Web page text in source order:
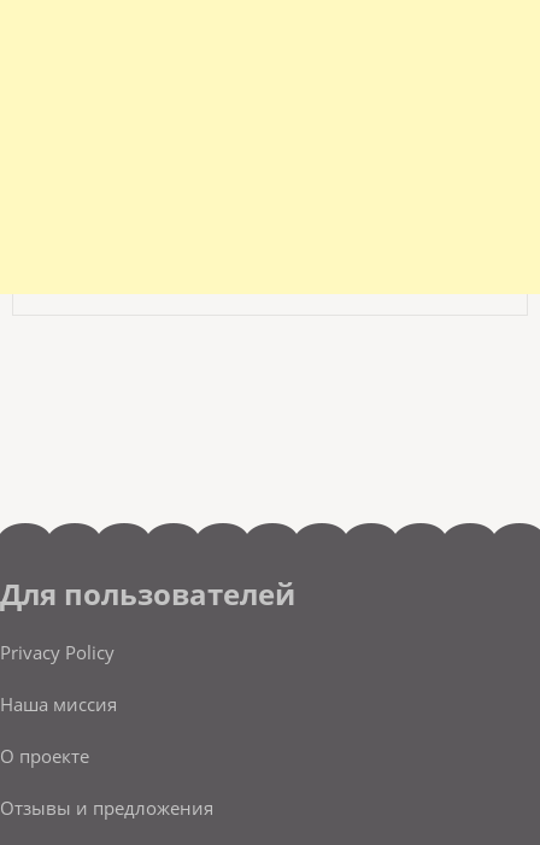
Для пользователей
Privacy Policy
Наша миссия
О проекте
Отзывы и предложения